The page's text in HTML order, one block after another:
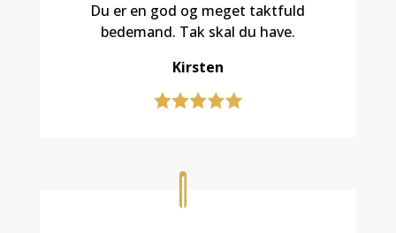
Du er en god og meget taktfuld
bedemand. Tak skal du have.
Kirsten